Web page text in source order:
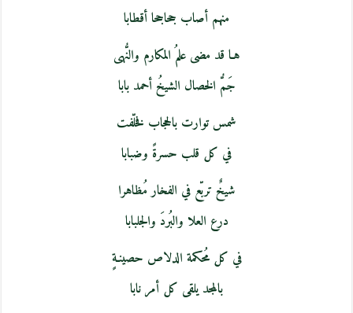
منهم أصاب جحاجحا أقطابا
هـا قد مضى علمُ المكارم والنُّهى
جَمُّ الخصال الشيخُ أحمد بابا
شمس توارت بالحجاب فخلّفت
في كل قلب حسرةً وضبابا
شيخٌ تربّع في الفخار مُظاهرا
درع العلا والبُردَ والجلبابا
في كل مُحكمة الدلاص حصينـةٍ
بالمجد يلقى كل أمر نابا